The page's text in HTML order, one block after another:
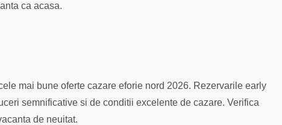
ca acasa.
mai bune oferte cazare eforie nord 2026. Rezervarile early
semnificative si de conditii excelente de cazare. Verifica
de neuitat.